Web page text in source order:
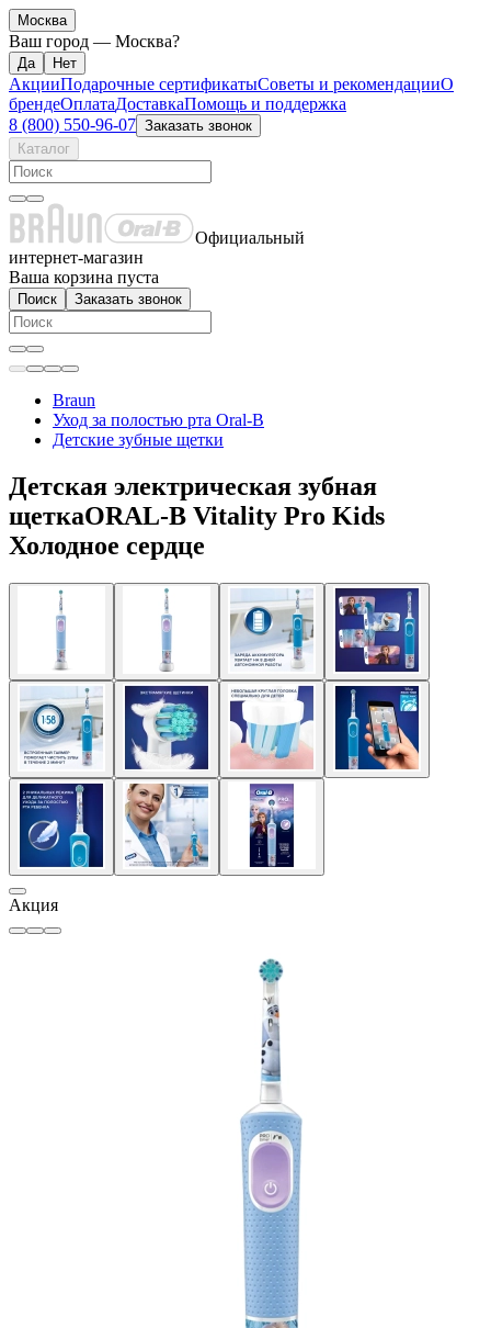
Москва
Ваш город — Москва?
АкцииПодарочные сертификатыСоветы и рекомендацииО
брендеОплатаДоставкаПомощь и поддержка
8 (800) 550-96-07 Заказать звонок
Каталог
Официальный
интернет-магазин
Ваша корзина пуста
Поиск Заказать звонок
Braun
Уход за полостью рта Oral-B
Детские зубные щетки
Детская электрическая зубная
щеткаORAL-B Vitality Pro Kids
Холодное сердце
Акция